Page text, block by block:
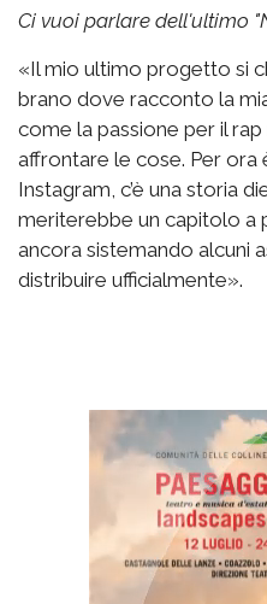
Ci vuoi parlare dell'ultimo
«Il mio ultimo progetto si
brano dove racconto la
come la passione per il
affrontare le cose. Per
Instagram, c’è una storia
meriterebbe un capitolo a
ancora sistemando alcuni
distribuire ufficialmente».